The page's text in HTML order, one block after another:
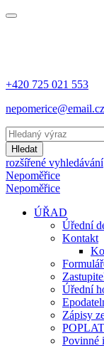
+420 725 021 553
nepomerice@email.cz
Hledat
rozšířené vyhledávání
Nepoměřice
Nepoměřice
ÚŘAD
Úřední
Kontakt
Úřední
Zápisy
Povinné